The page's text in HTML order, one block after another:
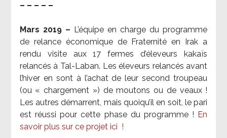
– – – – –
Mars 2019 – L’équipe en charge du programme
de relance économique de Fraternité en Irak a
rendu visite aux 17 fermes d’éleveurs kakaïs
relancés à Tal-Laban. Les éleveurs relancés avant
l’hiver en sont à l’achat de leur second troupeau
(ou « chargement ») de moutons ou de veaux !
Les autres démarrent, mais quoiqu’il en soit, le pari
est réussi pour cette phase du programme ! En
savoir plus sur ce projet ici !